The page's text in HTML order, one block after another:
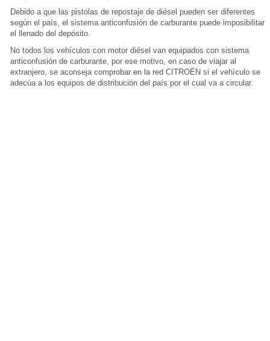
Debido a que las pistolas de repostaje de diésel pueden ser diferentes
según el país, el sistema anticonfusión de carburante puede imposibilitar
el llenado del depósito.
No todos los vehículos con motor diésel van equipados con sistema
anticonfusión de carburante, por ese motivo, en caso de viajar al
extranjero, se aconseja comprobar en la red CITROËN si el vehículo se
adecúa a los equipos de distribución del país por el cual va a circular.